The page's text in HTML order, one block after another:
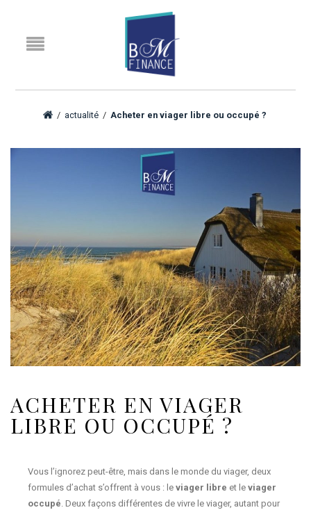
/ actualité / Acheter en viager libre ou occupé ?
ACHETER EN VIAGER
LIBRE OU OCCUPÉ ?
Vous l’ignorez peut-être, mais dans le monde du viager, deux
formules d’achat s’offrent à vous : leviager libre et leviager
occupé. Deux façons différentes de vivre le viager, autant pour